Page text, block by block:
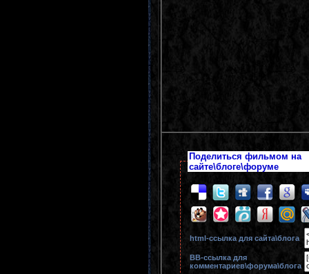
Поделиться фильмом на
сайте\блоге\форуме
html-cсылка для сайта\блога
BB-cсылка для
комментариев\форума\блога